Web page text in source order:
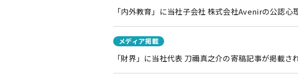
「内外教育」に当社子会社 株式会社Avenirの公認
メディア掲載
「財界」に当社代表 刀禰真之介の寄稿記事が掲載さ